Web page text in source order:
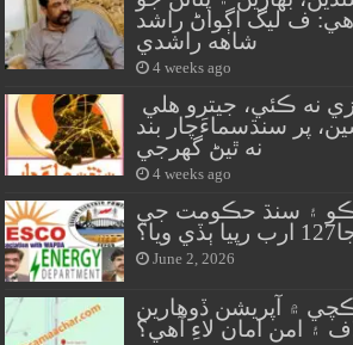
ف ليگ اڳواڻ راشد
شاهه راشدي
4 weeks ago
پر سنڌسماءَچار بند
نه ٿيڻ گهرجي
4 weeks ago
۽ سنڌ حڪومت جي
June 2, 2026
۾ آپريشن ڏوهارين
۽ امن امان لاءِ آهي؟